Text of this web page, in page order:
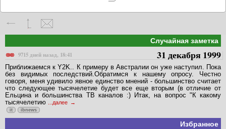
Случайная заметка
9715 дней назад, 18:41
31 декабря 1999
Приближаемся к Y2K.. К примеру в Австралии он уже наступил. Пока
без видимых последствий.Обратимся к нашему опросу. Честно
говоря, меня удивило явное единство мнений - большинство считает
что следующее тысячелетие будет все еще вторым (в отличие от
Ельцина и большинства ТВ каналов :) Итак, на вопрос "К какому
тысячелетию
...далее
it ibnews
Избранное